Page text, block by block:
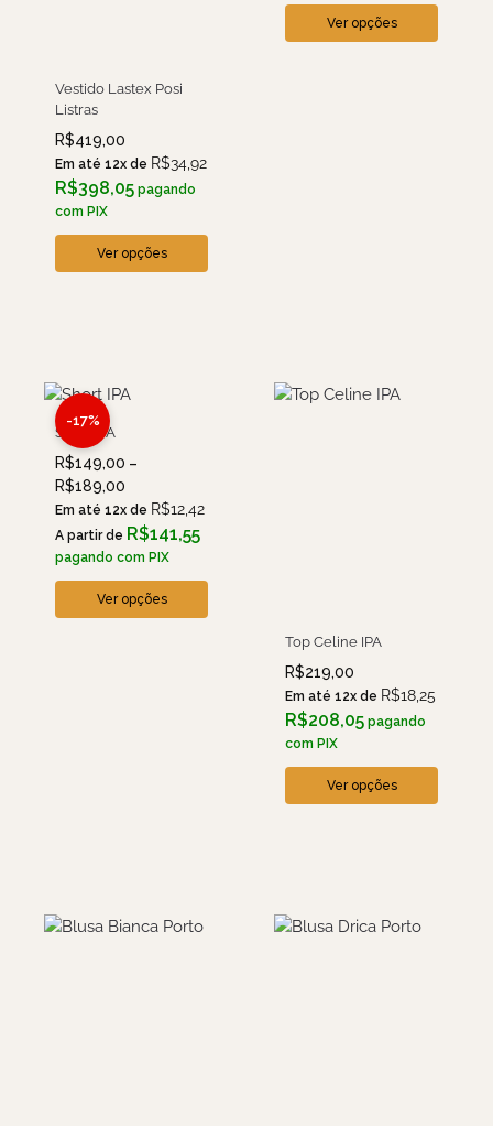
Vestido Lastex Posi
Listras
R$419,00
Em até 12x de R$34,92
R$398,05 pagando
com PIX
Ver opções
Ver opções
-17%
Short IPA
R$149,00 –
R$189,00
Em até 12x de R$12,42
A partir de R$141,55
pagando com PIX
Ver opções
Top Celine IPA
R$219,00
Em até 12x de R$18,25
R$208,05 pagando
com PIX
Ver opções